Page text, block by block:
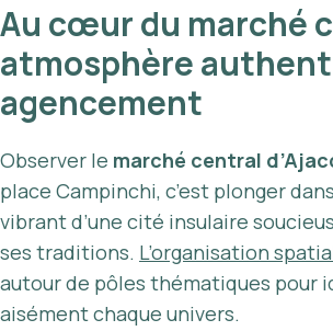
Au cœur du marché
atmosphère
agencement
Observer le marché central
place Campinchi, c’est plonger
vibrant d’une cité insulaire
ses traditions. L’organisation
autour de pôles thématiques pour
aisément chaque univers.